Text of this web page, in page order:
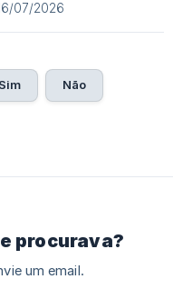
07/2026
Sim Não
procurava?
um email.